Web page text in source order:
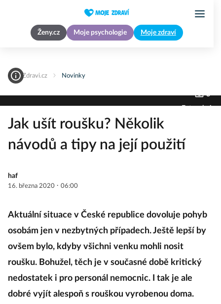
Ženy.cz Moje psychologie Moje zdraví
MojeZdravi.cz Novinky
8
Fotogalerie
Jak ušít roušku? Několik
návodů a tipy na její použití
haf
16. března 2020 · 06:00
Aktuální situace v České republice dovoluje pohyb
osobám jen v nezbytných případech. Ještě lepší by
ovšem bylo, kdyby všichni venku mohli nosit
roušku. Bohužel, těch je v současné době kritický
nedostatek i pro personál nemocnic. I tak je ale
dobré vyjít alespoň s rouškou vyrobenou doma.